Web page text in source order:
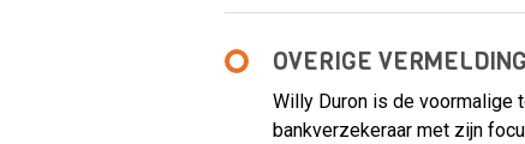
OVERIGE
Willy Duron is de voormalige
bankverzekeraar met zijn